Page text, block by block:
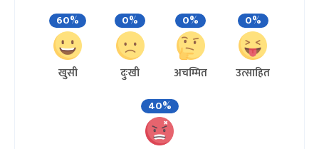
60%
खुसी
0%
दुःखी
0%
अचम्मित
0%
उत्साहित
40%